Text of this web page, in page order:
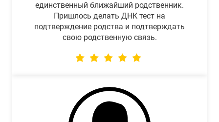
единственный ближайший родственник.
Пришлось делать ДНК тест на
подтверждение родства и подтверждать
свою родственную связь.